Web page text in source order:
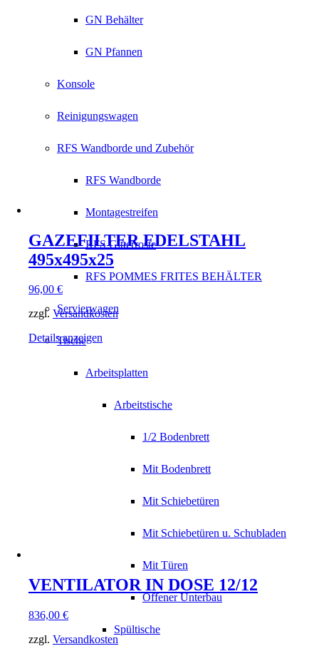
GN Behälter
GN Pfannen
Konsole
Reinigungswagen
RFS Wandborde und Zubehör
RFS Wandborde
Montagestreifen
RFS Gitterroste
RFS POMMES FRITES BEHÄLTER
Servierwagen
Tische
Arbeitsplatten
Arbeitstische
1/2 Bodenbrett
Mit Bodenbrett
Mit Schiebetüren
Mit Schiebetüren u. Schubladen
Mit Türen
Offener Unterbau
Spültische
GAZEFILTER EDELSTAHL
495x495x25
96,00 €
zzgl. Versandkosten
Details anzeigen
VENTILATOR IN DOSE 12/12
836,00 €
zzgl. Versandkosten